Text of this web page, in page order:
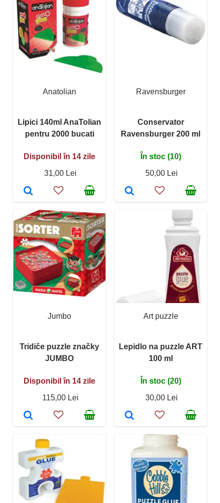
Anatolian
Lipici 140ml AnaTolian
pentru 2000 bucati
Disponibil în 14 zile
31,00 Lei
Ravensburger
Conservator
Ravensburger 200 ml
În stoc (10)
50,00 Lei
Jumbo
Tridiče puzzle značky
JUMBO
Disponibil în 14 zile
115,00 Lei
Art puzzle
Lepidlo na puzzle ART
100 ml
În stoc (20)
30,00 Lei